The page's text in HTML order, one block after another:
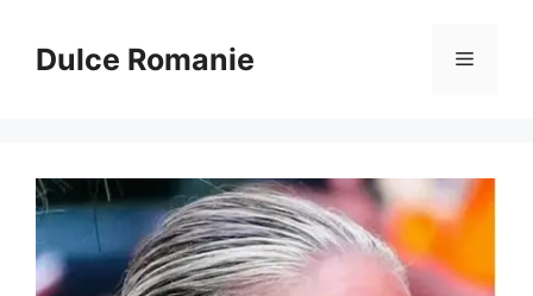
conținutDulce Romanie Meniu